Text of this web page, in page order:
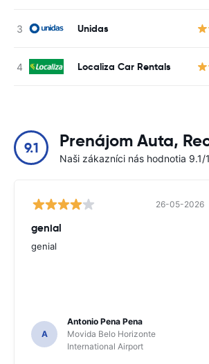
Unidas
Localiza Car Rentals
9.1 Prenájom Auta,
Naši zákazníci nás hodnotia 9.1/
26-05-2026
genial
genial
A
Antonio Pena Pena
Movida Belo Horizonte
International Airport